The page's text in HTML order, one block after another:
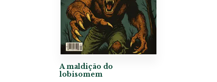
A maldição do
lobisomem